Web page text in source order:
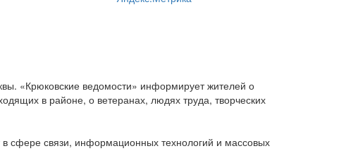
«Крюковские ведомости» информирует жителей о
в районе, о ветеранах, людях труда, творческих
сфере связи, информационных технологий и массовых